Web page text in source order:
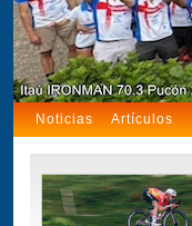
Noticias Artículos